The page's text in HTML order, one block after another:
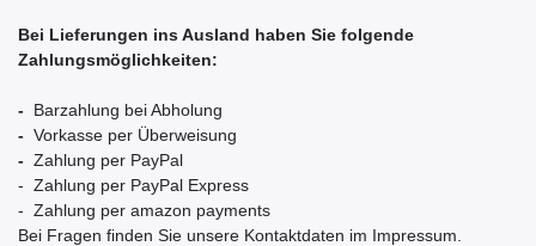
Bei Lieferungen ins Ausland haben Sie folgende
Zahlungsmöglichkeiten:
- Barzahlung bei Abholung
- Vorkasse per Überweisung
- Zahlung per PayPal
- Zahlung per PayPal Express
- Zahlung per amazon payments
Bei Fragen finden Sie unsere Kontaktdaten im Impressum.